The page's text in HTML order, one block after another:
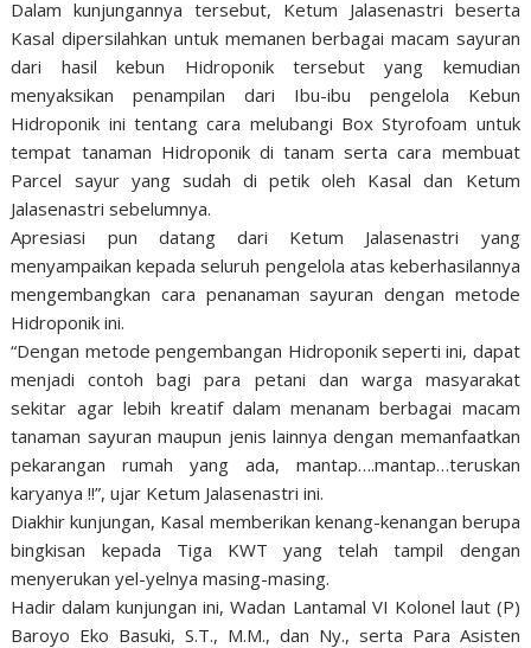
Dalam kunjungannya tersebut, Ketum Jalasenastri beserta
Kasal dipersilahkan untuk memanen berbagai macam sayuran
dari hasil kebun Hidroponik tersebut yang kemudian
menyaksikan penampilan dari Ibu-ibu pengelola Kebun
Hidroponik ini tentang cara melubangi Box Styrofoam untuk
tempat tanaman Hidroponik di tanam serta cara membuat
Parcel sayur yang sudah di petik oleh Kasal dan Ketum
Jalasenastri sebelumnya.
Apresiasi pun datang dari Ketum Jalasenastri yang
menyampaikan kepada seluruh pengelola atas keberhasilannya
mengembangkan cara penanaman sayuran dengan metode
Hidroponik ini.
“Dengan metode pengembangan Hidroponik seperti ini, dapat
menjadi contoh bagi para petani dan warga masyarakat
sekitar agar lebih kreatif dalam menanam berbagai macam
tanaman sayuran maupun jenis lainnya dengan memanfaatkan
pekarangan rumah yang ada, mantap….mantap…teruskan
karyanya !!”, ujar Ketum Jalasenastri ini.
Diakhir kunjungan, Kasal memberikan kenang-kenangan berupa
bingkisan kepada Tiga KWT yang telah tampil dengan
menyerukan yel-yelnya masing-masing.
Hadir dalam kunjungan ini, Wadan Lantamal VI Kolonel laut (P)
Baroyo Eko Basuki, S.T., M.M., dan Ny., serta Para Asisten